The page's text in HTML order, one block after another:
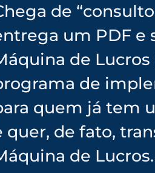
de
um PDF e
de Lucros
de
quem já tem
quer, de fato,
de Lucros.